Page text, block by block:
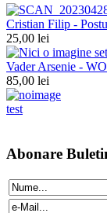
Cristian Filip -
25,00 lei
Vader Arsenie -
85,00 lei
test
Abonare